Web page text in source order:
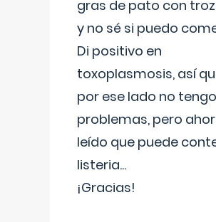
gras de pato con
y no sé si puedo
Di positivo en
toxoplasmosis, así
por ese lado no tengo
problemas, pero
leído que puede
listeria...
¡Gracias!